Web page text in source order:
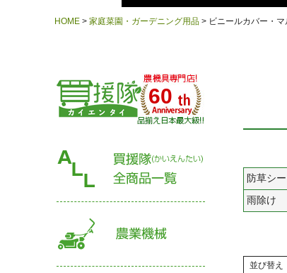
HOME 家庭菜園・ガーデニング用品 ビニールカバー・マ
60
防草シー
雨除け
並び替え